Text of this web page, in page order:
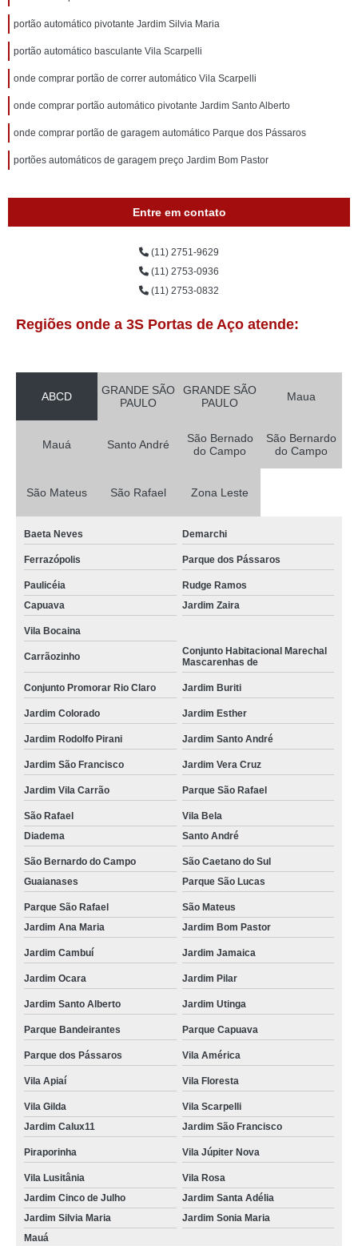
portão automático pivotante Jardim Silvia Maria
portão automático basculante Vila Scarpelli
onde comprar portão de correr automático Vila Scarpelli
onde comprar portão automático pivotante Jardim Santo Alberto
onde comprar portão de garagem automático Parque dos Pássaros
portões automáticos de garagem preço Jardim Bom Pastor
Entre em contato
(11) 2751-9629
(11) 2753-0936
(11) 2753-0832
Regiões onde a 3S Portas de Aço atende:
ABCD
GRANDE SÃO
PAULO
GRANDE SÃO
PAULO
Maua
Mauá Santo André
São Bernado
do Campo
São Bernardo
do Campo
São Mateus São Rafael Zona Leste
Baeta Neves Demarchi
Ferrazópolis Parque dos Pássaros
Paulicéia
Rudge Ramos
Capuava
Jardim Zaira
Vila Bocaina
Carrãozinho
Conjunto Habitacional Marechal
Mascarenhas de
Conjunto Promorar Rio Claro Jardim Buriti
Jardim Colorado Jardim Esther
Jardim Rodolfo Pirani Jardim Santo André
Jardim São Francisco Jardim Vera Cruz
Jardim Vila Carrão Parque São Rafael
São Rafael
Vila Bela
Diadema
Santo André
São Bernardo do Campo
São Caetano do Sul
Guaianases
Parque São Lucas
Parque São Rafael
São Mateus
Jardim Ana Maria
Jardim Bom Pastor
Jardim Cambuí Jardim Jamaica
Jardim Ocara Jardim Pilar
Jardim Santo Alberto Jardim Utinga
Parque Bandeirantes Parque Capuava
Parque dos Pássaros Vila América
Vila Apiaí Vila Floresta
Vila Gilda
Vila Scarpelli
Jardim Calux11
Jardim São Francisco
Piraporinha Vila Júpiter Nova
Vila Lusitânia
Vila Rosa
Jardim Cinco de Julho
Jardim Santa Adélia
Jardim Silvia Maria
Jardim Sonia Maria
Mauá